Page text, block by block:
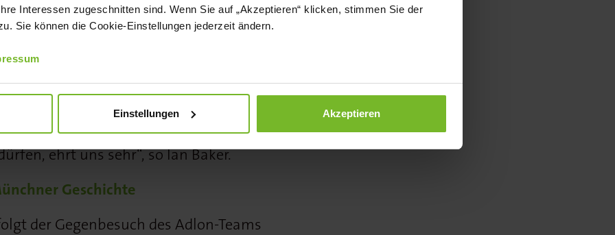
Interessen zugeschnitten sind. Wenn Sie auf „Akzeptieren“ klicken, stimmen Sie der
Sie können die Cookie-Einstellungen jederzeit ändern.
Einstellungen Akzeptieren
und Quinoa oder Roastbeef
Der süße Teil des Menüs überzeugt
Blanc und einem Walnuss-
und Karamell. „Unser
Kompositionen, saisonale
Ihn im Hotel Adlon
ehrt uns sehr“, so Ian Baker.
Geschichte
der Gegenbesuch des Adlon-Teams